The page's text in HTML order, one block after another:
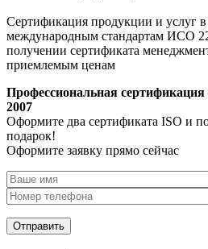
Сертификация продукции и услуг
международным стандартам ИСО
получении сертификата
приемлемым ценам
Профессиональная
2007
Оформите два сертификата ISO и
подарок!
Оформите заявку прямо сейчас